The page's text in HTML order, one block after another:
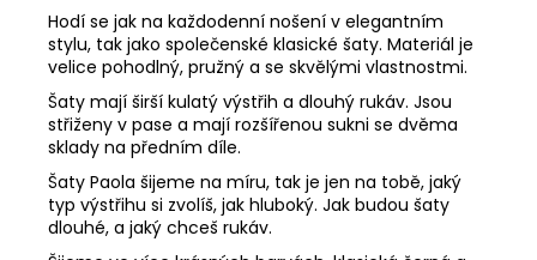
Hodí se jak na každodenní nošení v elegantním
stylu, tak jako společenské klasické šaty. Materiál je
velice pohodlný, pružný a se skvělými vlastnostmi.
Šaty mají širší kulatý výstřih a dlouhý rukáv. Jsou
střiženy v pase a mají rozšířenou sukni se dvěma
sklady na předním díle.
Šaty Paola šijeme na míru, tak je jen na tobě, jaký
typ výstřihu si zvolíš, jak hluboký. Jak budou šaty
dlouhé, a jaký chceš rukáv.